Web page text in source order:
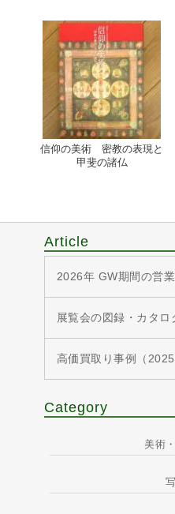
信仰の美術 密教の表現と
甲斐の諸仏
Article
2026年 GW期間の営
展覧会の図録・カタロ
高価買取り事例（2025
Category
美術